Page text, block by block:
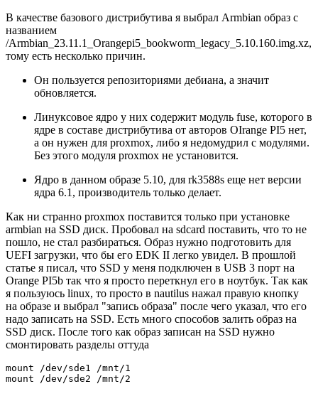
В качестве базового дистрибутива я выбрал Armbian образ с
названием
/Armbian_23.11.1_Orangepi5_bookworm_legacy_5.10.160.img.xz,
тому есть несколько причин.
Он пользуется репозиториями дебиана, а значит
обновляется.
Линуксовое ядро у них содержит модуль fuse, которого в
ядре в составе дистрибутива от авторов OIrange PI5 нет,
а он нужен для proxmox, либо я недомудрил с модулями.
Без этого модуля proxmox не установится.
Ядро в данном образе 5.10, для rk3588s еще нет версии
ядра 6.1, производитель только делает.
Как ни странно proxmox поставится только при установке
armbian на SSD диск. Пробовал на sdcard поставить, что то не
пошло, не стал разбираться. Образ нужно подготовить для
UEFI загрузки, что бы его EDK II легко увидел. В прошлой
статье я писал, что SSD у меня подключен в USB 3 порт на
Orange PI5b так что я просто переткнул его в ноутбук. Так как
я пользуюсь linux, то просто в nautilus нажал правую кнопку
на образе и выбрал "запись образа" после чего указал, что его
надо записать на SSD. Есть много способов залить образ на
SSD диск. После того как образ записан на SSD нужно
смонтировать разделы оттуда
mount /dev/sde1 /mnt/1
mount /dev/sde2 /mnt/2